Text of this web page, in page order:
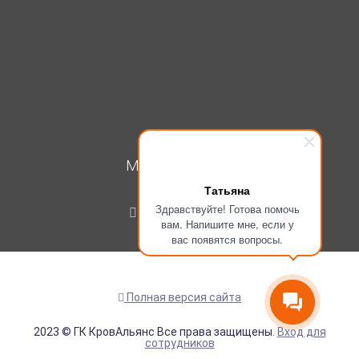
Татьяна
Здравствуйте! Готова помочь
вам. Напишите мне, если у
вас появятся вопросы.
МОЙ КАБИНЕТ
Регистрация
Полная версия сайта
2023 © ГК КровАльянс Все права защищены. Вход для
сотрудников